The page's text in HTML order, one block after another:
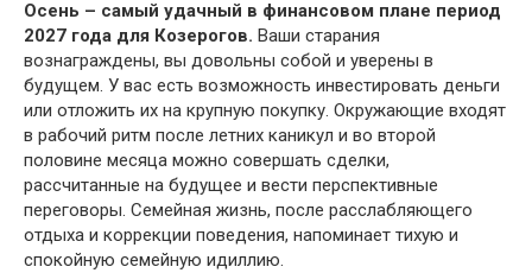
Осень – самый удачный в финансовом плане период
2027 года для Козерогов. Ваши старания
вознаграждены, вы довольны собой и уверены в
будущем. У вас есть возможность инвестировать деньги
или отложить их на крупную покупку. Окружающие входят
в рабочий ритм после летних каникул и во второй
половине месяца можно совершать сделки,
рассчитанные на будущее и вести перспективные
переговоры. Семейная жизнь, после расслабляющего
отдыха и коррекции поведения, напоминает тихую и
спокойную семейную идиллию.